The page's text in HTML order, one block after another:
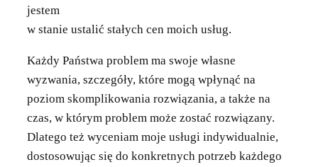
jestem
w stanie ustalić stałych cen moich usług.
Każdy Państwa problem ma swoje własne
wyzwania, szczegóły, które mogą wpłynąć na
poziom skomplikowania rozwiązania, a także na
czas, w którym problem może zostać rozwiązany.
Dlatego też wyceniam moje usługi indywidualnie,
dostosowując się do konkretnych potrzeb każdego